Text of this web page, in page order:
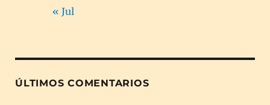
« Jul
ÚLTIMOS COMENTARIOS